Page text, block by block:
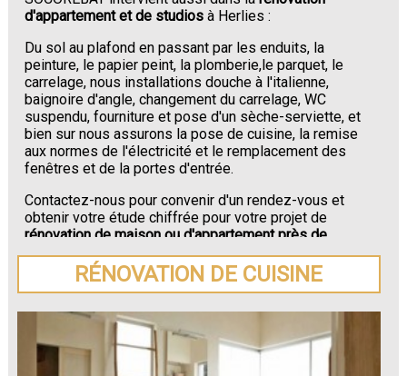
d'appartement et de studios à Herlies :
Du sol au plafond en passant par les enduits, la
peinture, le papier peint, la plomberie,le parquet, le
carrelage, nous installations douche à l'italienne,
baignoire d'angle, changement du carrelage, WC
suspendu, fourniture et pose d'un sèche-serviette, et
bien sur nous assurons la pose de cuisine, la remise
aux normes de l'électricité et le remplacement des
fenêtres et de la portes d'entrée.
Contactez-nous pour convenir d'un rendez-vous et
obtenir votre étude chiffrée pour votre projet de
rénovation de maison ou d'appartement près de
Herlies.
RÉNOVATION DE CUISINE